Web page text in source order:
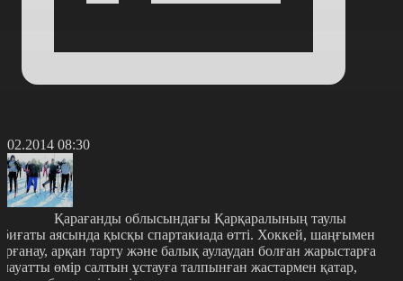
08:30
облысындағы Қарқаралының таулы
аясында қысқы спартакиада өтті. Хоккей, шаңғымен
арқан тарту және балық аулаудан болған жарыстарға
өмір салтын ұстауға талпынған жастармен қатар,